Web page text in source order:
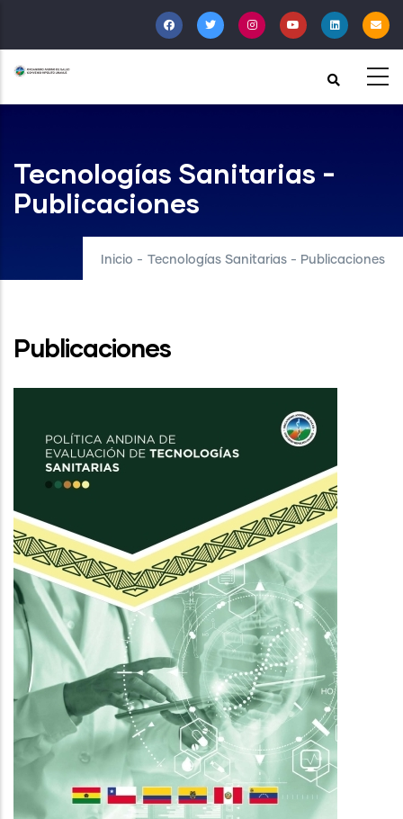
al
contenido
principal
Tecnologías Sanitarias -
Publicaciones
Inicio - Tecnologías Sanitarias - Publicaciones
Publicaciones